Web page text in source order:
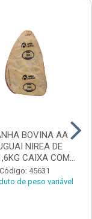
BOVINA AA
NIREA DE
CAIXA COM
±15KG
Código: 45631
de peso variável